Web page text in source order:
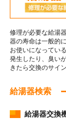
修理が必要な給湯
器の寿命は一般的
お使いになってい
発生したり、臭い
きたら交換のサイ
給湯器検索
給湯器交換